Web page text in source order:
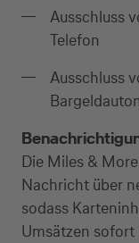
Ausschluss
Telefon
Ausschluss
Die Miles &
Nachricht über
sodass
Umsätzen